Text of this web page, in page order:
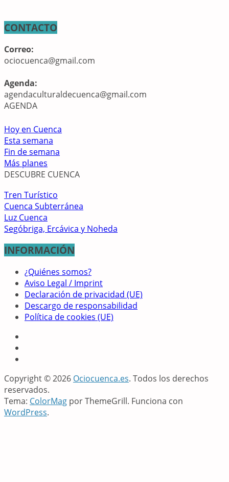
CONTACTO
Correo:
ociocuenca@gmail.com
Agenda:
agendaculturaldecuenca@gmail.com
AGENDA
Hoy en Cuenca
Esta semana
Fin de semana
Más planes
DESCUBRE CUENCA
Tren Turístico
Cuenca Subterránea
Luz Cuenca
Segóbriga, Ercávica y Noheda
INFORMACIÓN
¿Quiénes somos?
Aviso Legal / Imprint
Declaración de privacidad (UE)
Descargo de responsabilidad
Política de cookies (UE)
Copyright © 2026 Ociocuenca.es. Todos los derechos
reservados.
Tema: ColorMag por ThemeGrill. Funciona con
WordPress.